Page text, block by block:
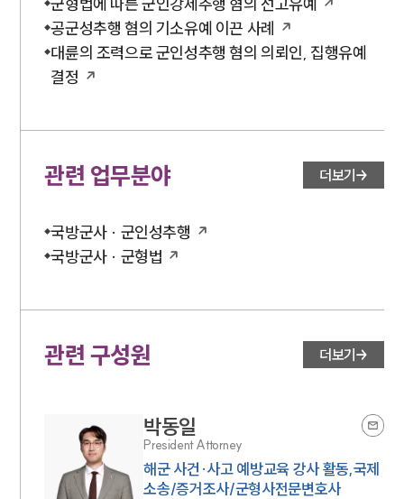
법률서식
뉴스레터/브로슈어
세미나
공군성추행 혐의 기소유예 이끈 사례
대륜의 조력으로 군인성추행 혐의 의뢰인, 집행유예
결정
관련 업무분야 더보기
국방군사 · 군인성추행
국방군사 · 군형법
관련 구성원 더보기
박동일
President Attorney
해군 사건·사고 예방교육 강사 활동,국제
소송/증거조사/군형사전문변호사